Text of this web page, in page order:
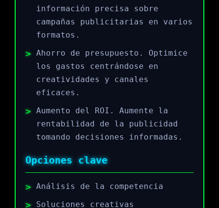
información precisa sobre
campañas publicitarias en varios
formatos.
Ahorro de presupuesto. Optimice
los gastos centrándose en
creatividades y canales
eficaces.
Aumento del ROI. Aumente la
rentabilidad de la publicidad
tomando decisiones informadas.
Opciones clave
Análisis de la competencia
Soluciones creativas